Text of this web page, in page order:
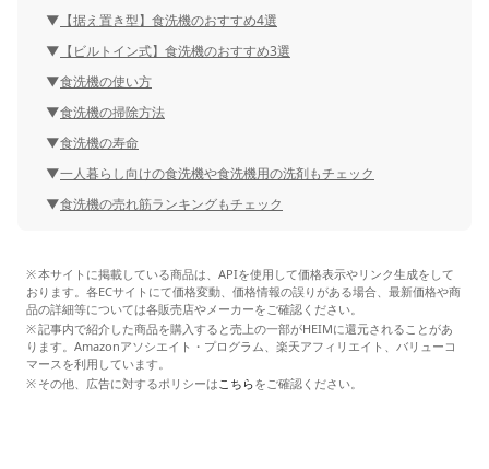
【据え置き型】食洗機のおすすめ4選
【ビルトイン式】食洗機のおすすめ3選
食洗機の使い方
食洗機の掃除方法
食洗機の寿命
一人暮らし向けの食洗機や食洗機用の洗剤もチェック
食洗機の売れ筋ランキングもチェック
本サイトに掲載している商品は、APIを使用して価格表示やリンク生成をして
おります。各ECサイトにて価格変動、価格情報の誤りがある場合、最新価格や商
品の詳細等については各販売店やメーカーをご確認ください。
記事内で紹介した商品を購入すると売上の一部がHEIMに還元されることがあ
ります。Amazonアソシエイト・プログラム、楽天アフィリエイト、バリューコ
マースを利用しています。
その他、広告に対するポリシーはこちらをご確認ください。